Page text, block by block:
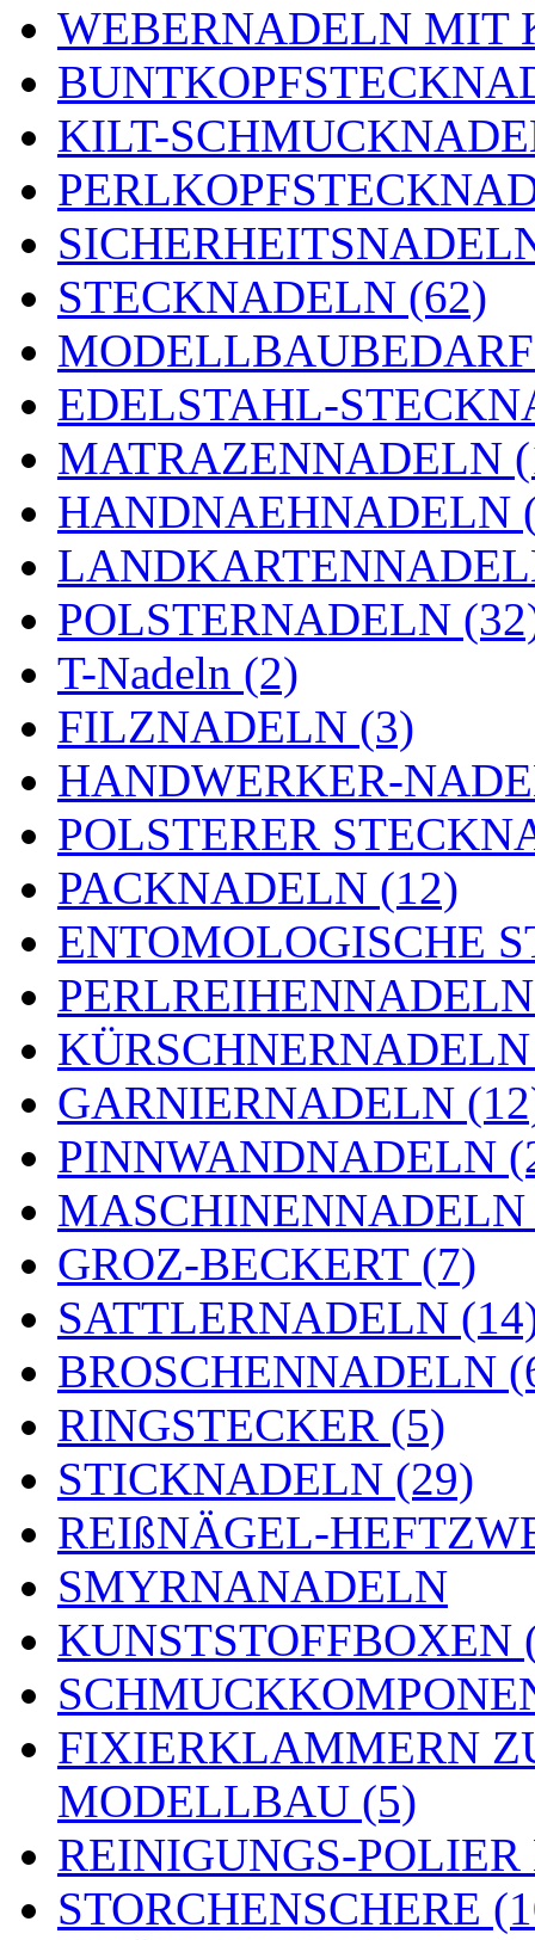
WEBERNADELN MIT
KILT-
STECKNADELN (62)
EDELSTAHL-
MATRAZENNADELN
HANDNAEHNADELN
POLSTERNADELN
T-Nadeln (2)
FILZNADELN (3)
HANDWERKER-
POLSTERER
PACKNADELN (12)
ENTOMOLOGISCHE
GARNIERNADELN
PINNWANDNADELN
MASCHINENNADELN
GROZ-BECKERT (7)
SATTLERNADELN
BROSCHENNADELN
RINGSTECKER (5)
STICKNADELN (29)
REIßNÄGEL-
SMYRNANADELN
KUNSTSTOFFBOXEN
FIXIERKLAMMERN
MODELLBAU (5)
REINIGUNGS-
STORCHENSCHERE